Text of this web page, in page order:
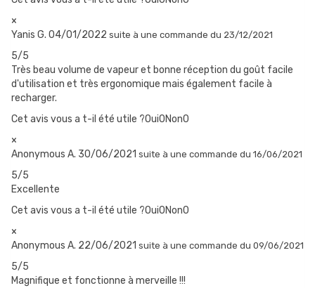
KIT AEGIS LEGEND 2 : UN CHIPSET PRÉCIS
Toujours aussi simple à utiliser grâce à son ergonomie, le chipset
de la box Aegis Legend 2 peut délivrer une puissance de 200
watts, de manière précise et dynamique. Il est servi par un bel
écran en couleur, et des boutons largement dimensionnés,
Toutes les commandes se regroupent sur la façade :
de 5 clics rapides.
claire.
×
Yanis G. 04/01/2022 suite à une commande du 23/12/2021
5/5
Très beau volume de vapeur et bonne réception du goût facile
d'utilisation et très ergonomique mais également facile à
recharger.
Cet avis vous a t-il été utile ?Oui0Non0
×
Anonymous A. 30/06/2021 suite à une commande du 16/06/2021
5/5
Excellente
Cet avis vous a t-il été utile ?Oui0Non0
×
Anonymous A. 22/06/2021 suite à une commande du 09/06/2021
5/5
Magnifique et fonctionne à merveille !!!